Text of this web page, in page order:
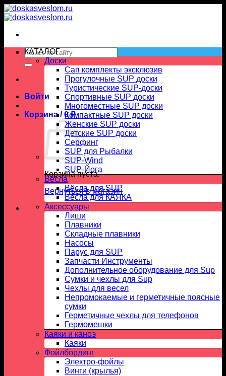
Skip
to
Искать:
Войти
Корзина /0₽
Корзина пуста.
Вернуться в магазин
КАТАЛОГ
Доски
Сап комплекты эксклюзив
Прогулочные SUP доски
Туристические SUP-доски
Спортивные SUP доски
Многоместные SUP доски
Компактные SUP доски
Женские SUP доски
Детские SUP доски
Серфинг
SUP для Рыбалки
SUP-Wind
SUP-Йога
Вёсла
Вёсла для SUP
Весла для КАЯКА
Аксессуары
Лиши
Плавники
Складные плавники
Насосы
Парус для SUP
Запчасти Инструменты
Дополнительное оборудование для Sup
Сумки и чехлы для Sup
Чехлы для весел
Непромокаемые и герметичные поясные
сумки
Герметичные чехлы для телефонов
Гермомешки
Каяки и каноэ
Каяки
Фойлбординг
Электро-фойлы
Винги (крылья)